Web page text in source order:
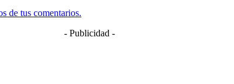
de tus comentarios.
- Publicidad -